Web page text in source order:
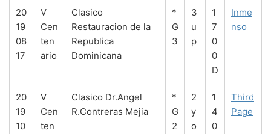
20
19
08
17
V
Cen
ten
ario
Clasico
Restauracion de la
Republica
Dominicana
*
G
3
3
u
p
1
7
0
0
D
Inme
nso
20
19
10
V
Cen
ten
Clasico Dr.Angel
R.Contreras Mejia
*
G
2
2
y
o
1
4
0
Third
Page